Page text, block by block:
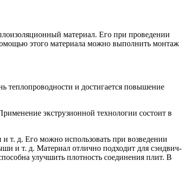
материал. Его при проведении
этого материала можно выполнить монтаж
теплопроводности и достигается повышение
экструзионной технологии состоит в
т. д. Его можно использовать при возведении
и т. д. Материал отлично подходит для сэндвич-
улучшить плотность соединения плит. В